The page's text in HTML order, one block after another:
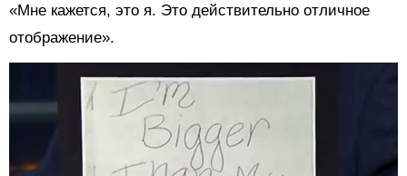
«Мне кажется, это я. Это действительно отличное
отображение».